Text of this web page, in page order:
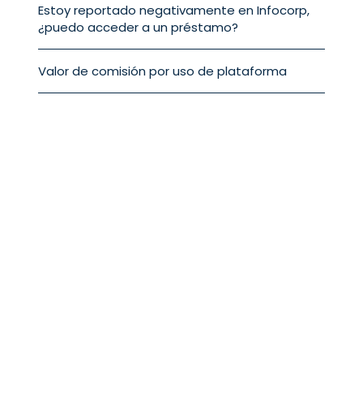
Estoy reportado negativamente en Infocorp,
¿puedo acceder a un préstamo?
Valor de comisión por uso de plataforma